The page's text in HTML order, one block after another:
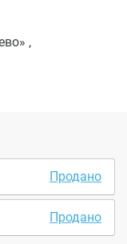
,
Продано
Продано